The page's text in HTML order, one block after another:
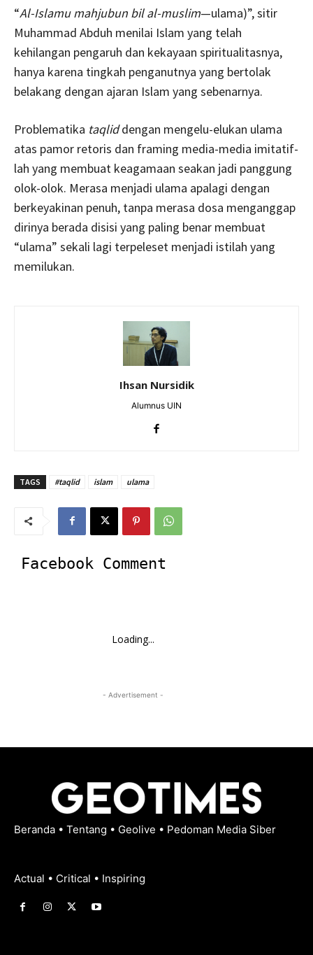
“Al-Islamu mahjubun bil al-muslim—ulama)”, sitir
Muhammad Abduh menilai Islam yang telah
kehilangan pengaruh dan kekayaan spiritualitasnya,
hanya karena tingkah penganutnya yang bertolak
belakang dengan ajaran Islam yang sebenarnya.
Problematika taqliddengan mengelu-elukan ulama
atas pamor retoris dan framing media-media imitatif-
lah yang membuat keagamaan seakan jadi panggung
olok-olok. Merasa menjadi ulama apalagi dengan
berkeyakinan penuh, tanpa merasa dosa menganggap
dirinya berada disisi yang paling benar membuat
“ulama” sekali lagi terpeleset menjadi istilah yang
memilukan.
Ihsan Nursidik
Alumnus UIN
TAGS #taqlid islam ulama
Facebook Comment
Loading...
- Advertisement -
Beranda • Tentang • Geolive • Pedoman Media Siber
Actual • Critical • Inspiring